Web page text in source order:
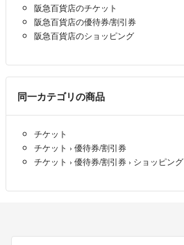
阪急百貨店のチケット
阪急百貨店の優待券/割引券
阪急百貨店のショッピング
同一カテゴリの商品
チケット
チケット › 優待券/割引券
チケット › 優待券/割引券 › ショッピング